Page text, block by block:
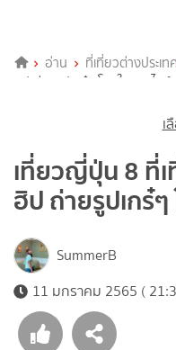
อ่าน ที่เที่ยวต่างประเทศ
ฮิป ถ่ายรูปเกร๋ๆ โดนใจทุกสไตล์
เ
เที่ยวญี่ปุ่น 8 ที่เ
ฮิป ถ่ายรูปเกร๋
SummerB
11 มกราคม 2565 (